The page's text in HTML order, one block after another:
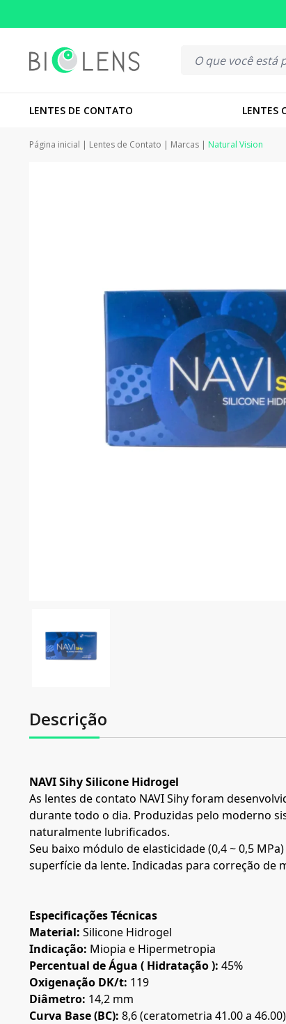
LENTES DE CONTATO LENTES
Página inicial | Lentes de Contato | Marcas | Natural Vision
Descrição
NAVI Sihy Silicone Hidrogel
As lentes de contato NAVI Sihy foram
durante todo o dia. Produzidas pelo moderno
naturalmente lubrificados.
Seu baixo módulo de elasticidade (0,4 ~ 0,5
superfície da lente. Indicadas para correção de
Especificações Técnicas
Material: Silicone Hidrogel
Indicação: Miopia e Hipermetropia
Percentual de Água ( Hidratação ): 45%
Oxigenação DK/t: 119
Diâmetro: 14,2 mm
Curva Base (BC): 8,6 (ceratometria 41.00 a 46.00)